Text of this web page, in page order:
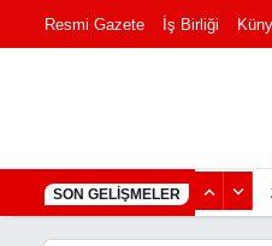
Resmi Gazete İş Birliği
SON GELIŞMELER
Ankara’da EGO